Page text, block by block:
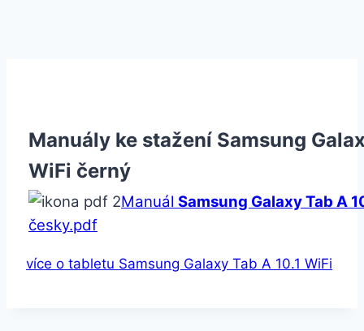
Manuály ke stažení Samsung
WiFi černý
Manuál Samsung Galaxy Tab A
česky.pdf
více o tabletu Samsung Galaxy Tab A 10.1 WiFi